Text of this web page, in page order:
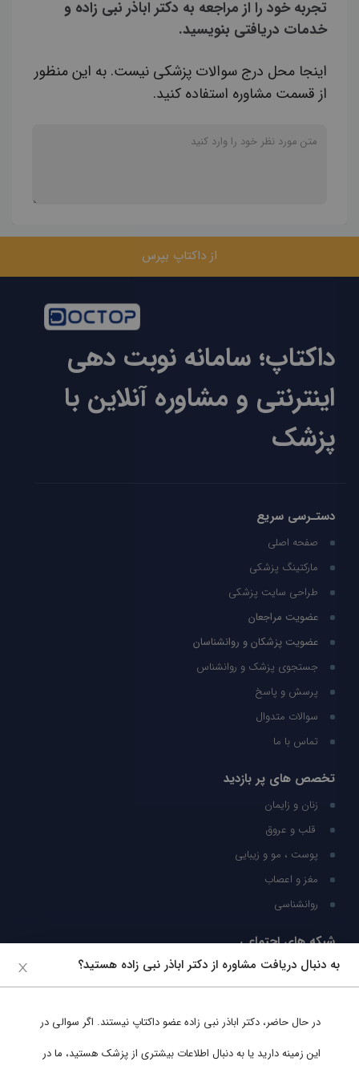
تجربه خود را از مراجعه به دکتر اباذر نبی زاده و
خدمات دریافتی بنویسید.
اینجا محل درج سوالات پزشکی نیست. به این منظور
از قسمت مشاوره استفاده کنید.
از داکتاپ بپرس
داکتاپ؛ سامانه نوبت دهی
اینترنتی و مشاوره آنلاین با
پزشک
دستـرسی سریع
صفحه اصلی
مارکتینگ پزشکی
طراحی سایت پزشکی
عضویت مراجعان
عضویت پزشکان و روانشناسان
جستجوی پزشک و روانشناس
پرسش و پاسخ
سوالات متدوال
تماس با ما
تخصص های پر بازدید
زنان و زایمان
قلب و عروق
پوست ، مو و زیبایی
مغز و اعصاب
روانشناسی
شبکه های اجتماعی
ما را در شبکه های اجتماعی دنبال کنید
به دنبال دریافت مشاوره از دکتر اباذر نبی زاده هستید؟
در حال حاضر، دکتر اباذر نبی زادهعضو داکتاپ نیستند. اگر سوالی در
این زمینه دارید یا به دنبال اطلاعات بیشتری از پزشک هستید، ما در